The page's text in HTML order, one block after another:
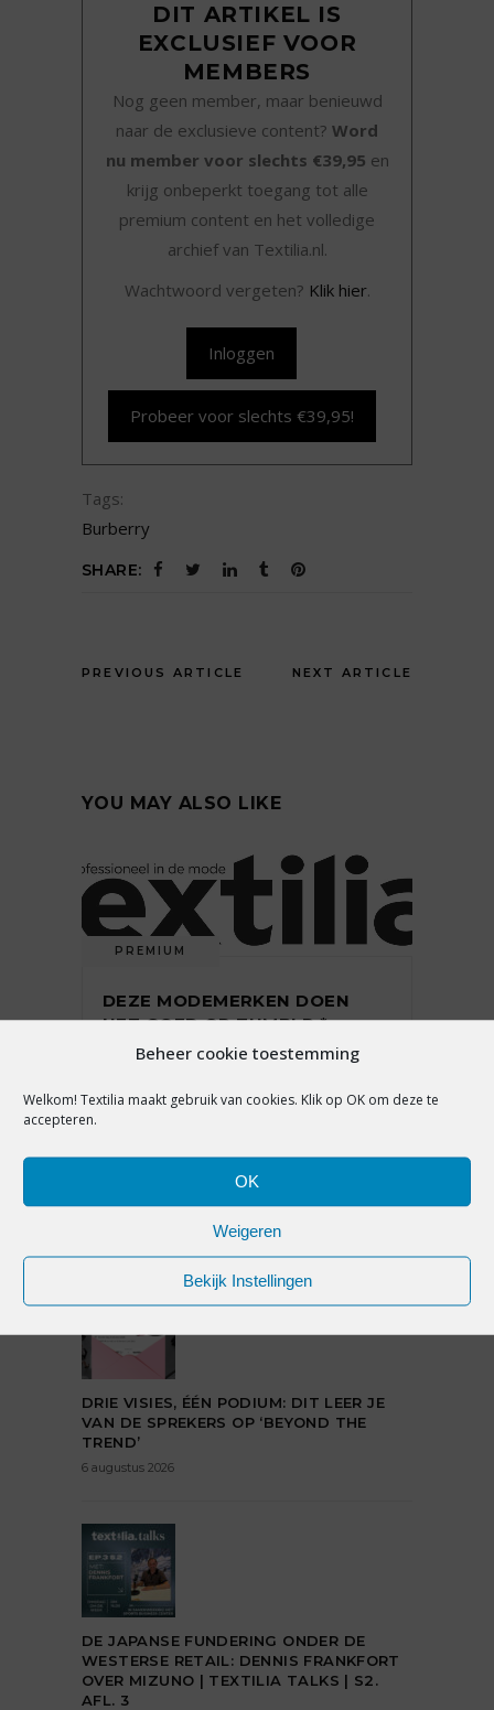
Beheer cookie toestemming
Welkom! Textilia maakt gebruik van cookies. Klik op OK om deze te
accepteren.
OK
Weigeren
Bekijk Instellingen
DIT ARTIKEL IS
EXCLUSIEF VOOR
MEMBERS
Nog geen member, maar benieuwd
naar de exclusieve content? Word
nu member voor slechts €39,95 en
krijg onbeperkt toegang tot alle
premium content en het volledige
archief van Textilia.nl.
Wachtwoord vergeten? Klik hier.
Inloggen
Probeer voor slechts €39,95!
Tags:
Burberry
SHARE:
PREVIOUS ARTICLE NEXT ARTICLE
YOU MAY ALSO LIKE
PREMIUM
DEZE MODEMERKEN DOEN
HET GOED OP TUMBLR *
17 september 2015
DRIE VISIES, ÉÉN PODIUM: DIT LEER JE
VAN DE SPREKERS OP ‘BEYOND THE
TREND’
6 augustus 2026
DE JAPANSE FUNDERING ONDER DE
WESTERSE RETAIL: DENNIS FRANKFORT
OVER MIZUNO | TEXTILIA TALKS | S2.
AFL. 3